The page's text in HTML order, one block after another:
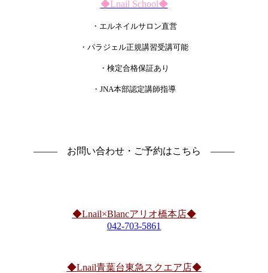
◆Lnail School◆
・エルネイルサロン直営
・パラジェル正規講習受講可能
・検定合格保証あり
・JNA本部認定講師指導
——– お問い合わせ・ご予約はこちら ——–
◆Lnail×Blancアリオ橋本店◆
042-703-5861
◆Lnail青葉台東急スクエア店◆